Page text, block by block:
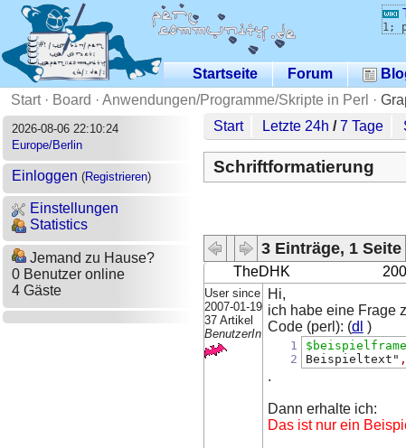
1;
Startseite Forum
Start· Board · Anwendungen/Programme/Skripte in Perl ·
2026-08-06 22:10:24
Europe/Berlin
Einloggen (Registrieren)
Einstellungen
Statistics
Jemand zu Hause?
0 Benutzer online
4 Gäste
Start Letzte 24h /7 Tage
Schriftformatierung
3 Einträge, 1 Seite
TheDHK
User since
2007-01-19
37 Artikel
BenutzerIn
Hi,
ich habe eine Frage
Code (perl): (dl )
1
2
$beispielframe
Beispieltext" ,
.
Dann erhalte ich:
Das ist nur ein